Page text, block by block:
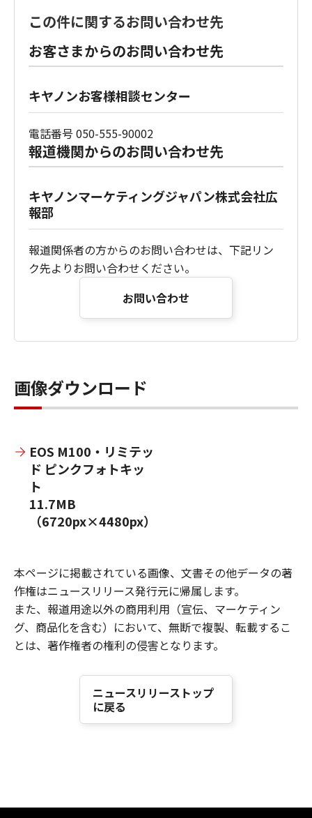
この件に関するお問い合わせ先
お客さまからのお問い合わせ先
キヤノンお客様相談センター
電話番号 050-555-90002
報道機関からのお問い合わせ先
キヤノンマーケティングジャパン株式会社広
報部
報道関係者の方からのお問い合わせは、下記リン
ク先よりお問い合わせください。
お問い合わせ
画像ダウンロード
EOS M100・リミテッ
ド ピンクフォトキッ
ト
11.7MB
（6720px×4480px）
本ページに掲載されている画像、文書その他データの著
作権はニュースリリース発行元に帰属します。
また、報道用途以外の商用利用（宣伝、マーケティン
グ、商品化を含む）において、無断で複製、転載するこ
とは、著作権者の権利の侵害となります。
ニュースリリーストップ
に戻る